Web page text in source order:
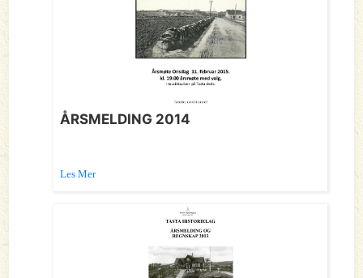
ÅRSMELDING 2014
Les Mer